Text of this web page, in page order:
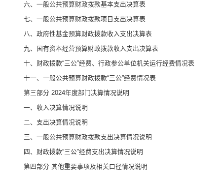
六、一般公共预算财政拨款基本支出决算表
七、 一般公共预算财政拨款项目支出决算表
八、政府性基金预算财政拨款收入支出决算表
九、国有资本经营预算财政拨款收入支出决算表
十、 财政拨款“三公”经费、行政参公单位机关运行经费情况表
十一、一般公共预算财政拨款“三公”经费情况表
第三部分 2024年度部门决算情况说明
一、收入决算情况说明
二、支出决算情况说明
三、一般公共预算财政拨款支出决算情况说明
四、财政拨款“三公”经费支出决算情况说明
第四部分 其他重要事项及相关口径情况说明